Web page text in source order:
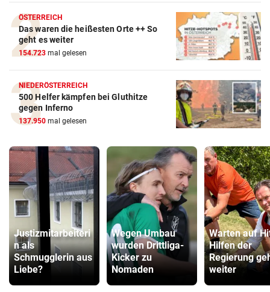
ÖSTERREICH
Das waren die heißesten Orte ++ So
geht es weiter
154.723 mal gelesen
NIEDERÖSTERREICH
500 Helfer kämpfen bei Gluthitze
gegen Inferno
137.950 mal gelesen
Justizmitarbeiteri
n als
Schmugglerin aus
Liebe?
Wegen Umbau
wurden Drittliga-
Kicker zu
Nomaden
Warten auf
Hilfen der
Regierung
weiter